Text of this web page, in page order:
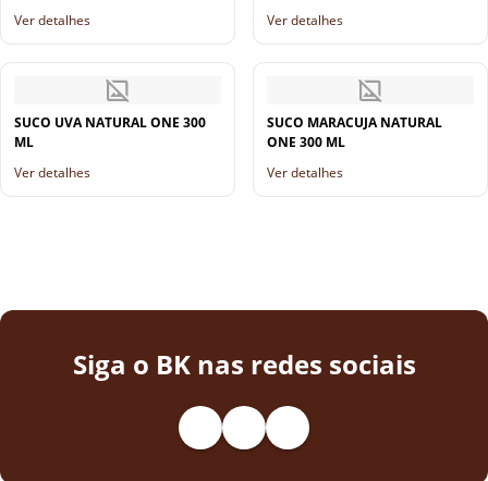
Ver detalhes
Ver detalhes
SUCO UVA NATURAL ONE 300
ML
Ver detalhes
SUCO MARACUJA NATURAL
ONE 300 ML
Ver detalhes
Siga o BK nas redes sociais